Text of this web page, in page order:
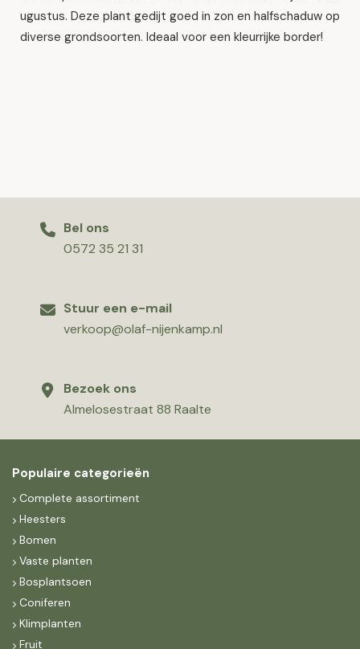
ugustus. Deze plant gedijt goed in zon en halfschaduw op
diverse grondsoorten. Ideaal voor een kleurrijke border!
Bel ons
0572 35 21 31
Stuur een e-mail
verkoop@olaf-nijenkamp.nl
Bezoek ons
Almelosestraat 88 Raalte
Populaire categorieën
Complete assortiment
Heesters
Bomen
Vaste planten
Bosplantsoen
Coniferen
Klimplanten
Fruit